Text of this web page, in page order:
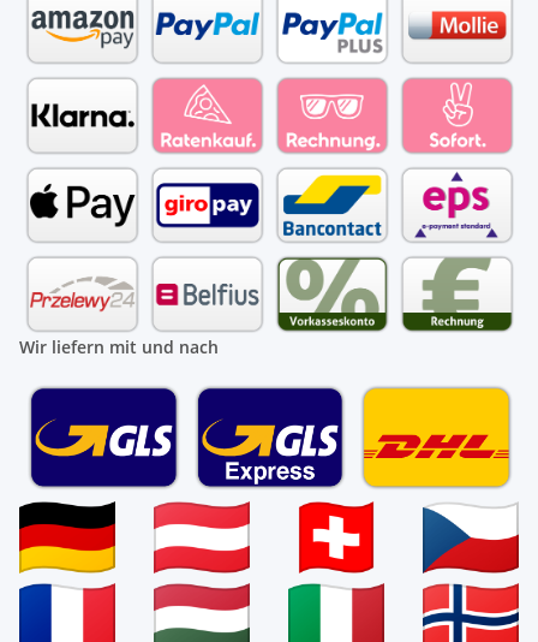
Wir liefern mit und nach